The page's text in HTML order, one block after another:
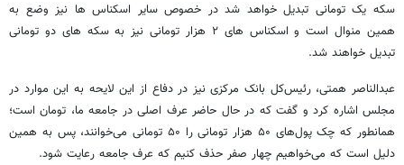
سکه یک تومانی تبدیل خواهد شد در خصوص سایر اسکناس ها نیز وضع به
همین منوال است و اسکناس های ۲ هزار تومانی نیز به سکه های دو تومانی
تبدیل خواهند شد.
عبدالناصر همتی، رئیس‌کل بانک مرکزی نیز در دفاع از این لایحه به این موارد در
مجلس اشاره کرد و گفت که در حال حاضر عرف اصلی در جامعه ما، تومان است؛
همانطور که چک‌ پول‌های ۵۰ هزار تومانی را ۵۰ تومانی می‌خوانند، پس به همین
دلیل است که می‌خواهیم چهار صفر حذف کنیم که عرف جامعه رعایت شود.